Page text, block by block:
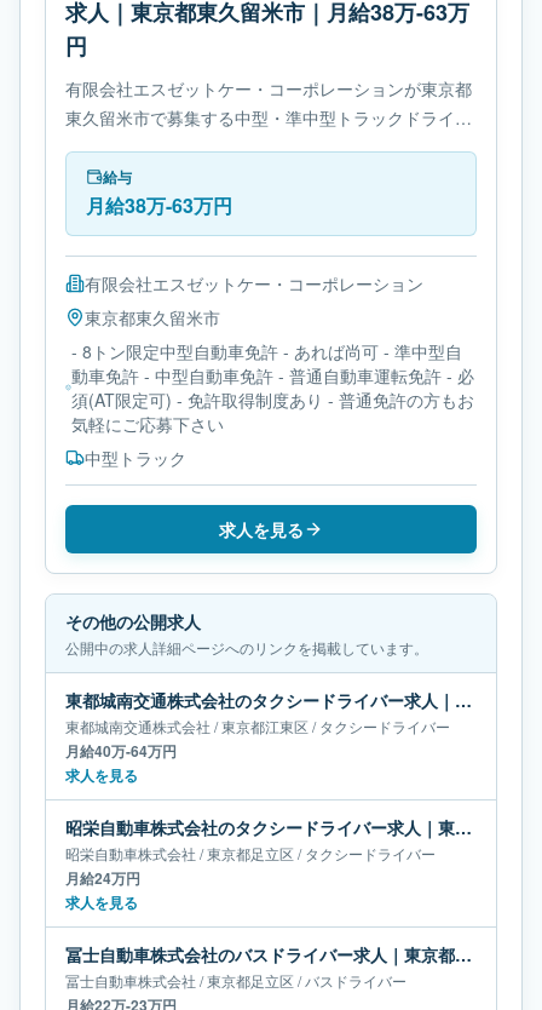
求人｜東京都東久留米市｜月給38万-63万
円
有限会社エスゼットケー・コーポレーションが東京都
東久留米市で募集する中型・準中型トラックドライバ
ー求人です。使用車種は中型トラックです。必要免許
は- 8トン限定中型自動車免許です。
給与
月給38万-63万円
有限会社エスゼットケー・コーポレーション
東京都東久留米市
- 8トン限定中型自動車免許 - あれば尚可 - 準中型自
動車免許 - 中型自動車免許 - 普通自動車運転免許 - 必
須(AT限定可) - 免許取得制度あり - 普通免許の方もお
気軽にご応募下さい
中型トラック
求人を見る
その他の公開求人
公開中の求人詳細ページへのリンクを掲載しています。
東都城南交通株式会社のタクシードライバー求人｜東京都江東区｜月給40万-64万円
東都城南交通株式会社 /東京都江東区 /タクシードライバー
月給40万-64万円
求人を見る
昭栄自動車株式会社のタクシードライバー求人｜東京都足立区｜月給24万円
昭栄自動車株式会社 /東京都足立区 /タクシードライバー
月給24万円
求人を見る
冨士自動車株式会社のバスドライバー求人｜東京都足立区｜月給22万-23万円
冨士自動車株式会社 /東京都足立区 /バスドライバー
月給22万-23万円